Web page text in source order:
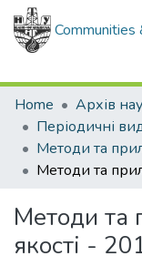
Communities
Home
Методи та
якості -